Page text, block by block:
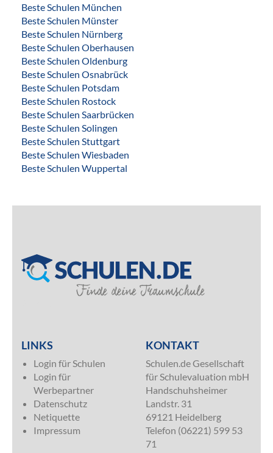
Beste Schulen München
Beste Schulen Münster
Beste Schulen Nürnberg
Beste Schulen Oberhausen
Beste Schulen Oldenburg
Beste Schulen Osnabrück
Beste Schulen Potsdam
Beste Schulen Rostock
Beste Schulen Saarbrücken
Beste Schulen Solingen
Beste Schulen Stuttgart
Beste Schulen Wiesbaden
Beste Schulen Wuppertal
LINKS
Login für Schulen
Login für
Werbepartner
Datenschutz
Netiquette
Impressum
KONTAKT
Schulen.de Gesellschaft
für Schulevaluation mbH
Handschuhsheimer
Landstr. 31
69121 Heidelberg
Telefon (06221) 599 53
71